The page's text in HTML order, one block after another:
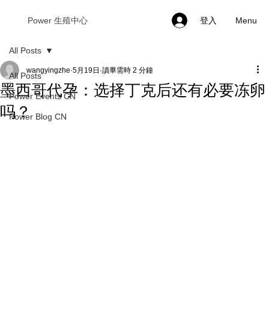
Power 生殖中心 登入 Menu
All Posts
Power Events CN
Power Blog CN
All Posts
墨西哥代孕：选择丁克后还有必要冻卵
吗？
wangyingzhe 5月19日 讀畢需時 2 分鐘